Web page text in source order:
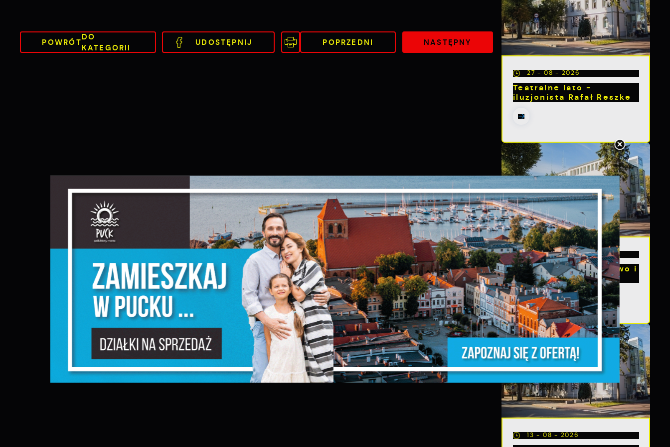
POWRÓT
DO
KATEGORII
UDOSTĘPNIJ POPRZEDNI NASTĘPNY
27 - 08 - 2026
Teatralne lato -
iluzjonista Rafał Reszke
20 - 08 - 2026
Teatralne lato - Zdrowo i
kolorowo
13 - 08 - 2026
Szanujemy Twoją prywatność. Możesz zmienić ustawienia cookies
lub zaakceptować je wszystkie. W dowolnym momencie możesz
dokonać zmiany swoich ustawień.
Niezbędne
Niezbędne pliki cookies służą do prawidłowego funkcjonowania
strony internetowej i umożliwiają Ci komfortowe korzystanie z
oferowanych przez nas usług.
Pliki cookies odpowiadają na podejmowane przez Ciebie działania
w celu m.in. dostosowania Twoich ustawień preferencji
prywatności, logowania czy wypełniania formularzy. Dzięki plikom
cookies strona, z której korzystasz, może działać bez zakłóceń.
Funkcjonalne i personalizacyjne
Tego typu pliki cookies umożliwiają stronie internetowej
zapamiętanie wprowadzonych przez Ciebie ustawień oraz
personalizację określonych funkcjonalności czy prezentowanych
treści.
Dzięki tym plikom cookies możemy zapewnić Ci większy komfort
Więcej
ZAPISZ WYBRANE